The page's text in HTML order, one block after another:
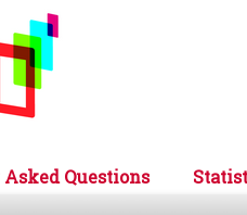
Questions